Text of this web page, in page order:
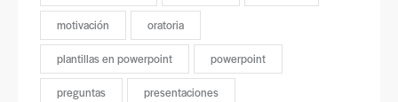
motivación oratoria
plantillas en powerpoint powerpoint
preguntas presentaciones